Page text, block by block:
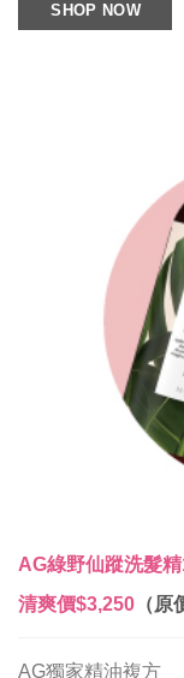
SHOP NOW
AG綠野仙蹤洗髮
清爽價$3,250 （原
AG獨家精油複方